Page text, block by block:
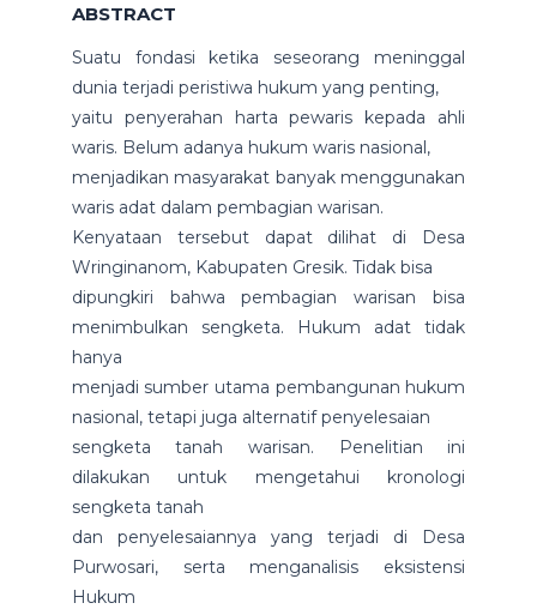
ABSTRACT
Suatu fondasi ketika seseorang meninggal
dunia terjadi peristiwa hukum yang penting,
yaitu penyerahan harta pewaris kepada ahli
waris. Belum adanya hukum waris nasional,
menjadikan masyarakat banyak menggunakan
waris adat dalam pembagian warisan.
Kenyataan tersebut dapat dilihat di Desa
Wringinanom, Kabupaten Gresik. Tidak bisa
dipungkiri bahwa pembagian warisan bisa
menimbulkan sengketa. Hukum adat tidak
hanya
menjadi sumber utama pembangunan hukum
nasional, tetapi juga alternatif penyelesaian
sengketa tanah warisan. Penelitian ini
dilakukan untuk mengetahui kronologi
sengketa tanah
dan penyelesaiannya yang terjadi di Desa
Purwosari, serta menganalisis eksistensi
Hukum